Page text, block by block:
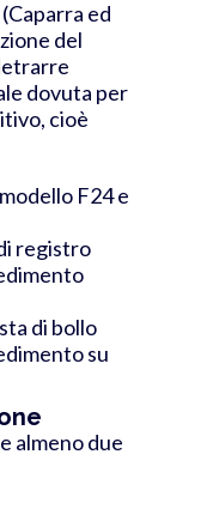
ed
del
dovuta per
cioè
F24 e
registro
di bollo
su
almeno due